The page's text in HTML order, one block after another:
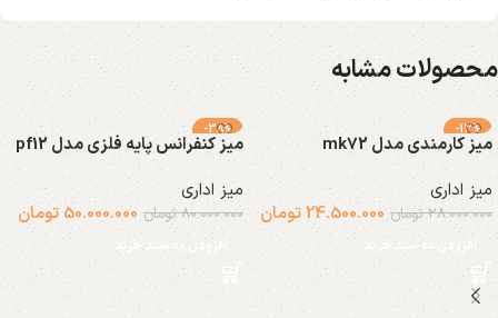
محصولات مشابه
-13%
میز کارمندی مدل mk72
میز اداری
28.000.000تومان 24.500.000تومان
افزودن به سبد خرید
-38%
میز کنفرانس پایه فلزی مدل pf12
میز اداری
80.000.000تومان 50.000.000 تومان
افزودن به سبد خرید